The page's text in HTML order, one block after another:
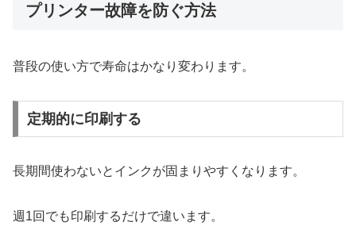
プリンター故障を防ぐ方法
普段の使い方で寿命はかなり変わります。
定期的に印刷する
長期間使わないとインクが固まりやすくなります。
週1回でも印刷するだけで違います。